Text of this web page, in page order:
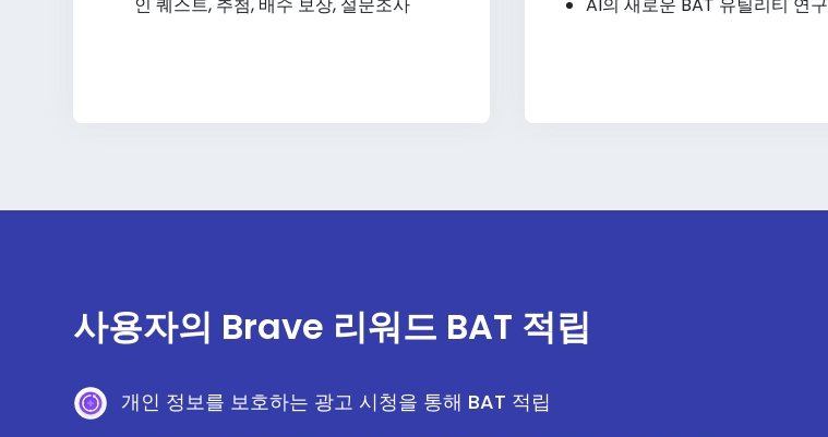
인 퀘스트, 추첨, 배수 보상, 설문조사
AI의 새로운 BAT 유틸리티 연구
사용자의 Brave 리워드 BAT 적립
개인 정보를 보호하는 광고 시청을 통해 BAT 적립